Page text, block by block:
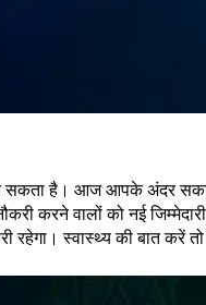
है। आज आपके अंदर
करने वालों को नई
स्वास्थ्य की बात